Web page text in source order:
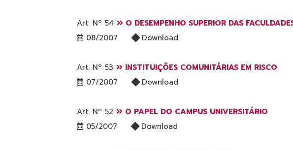
Art. Nº 54
O DESEMPENHO SUPERIOR DAS
08/2007 Download
Art. Nº 53
INSTITUIÇÕES COMUNITÁRIAS EM RISCO
07/2007 Download
Art. Nº 52
O PAPEL DO CAMPUS UNIVERSITÁRIO
05/2007 Download